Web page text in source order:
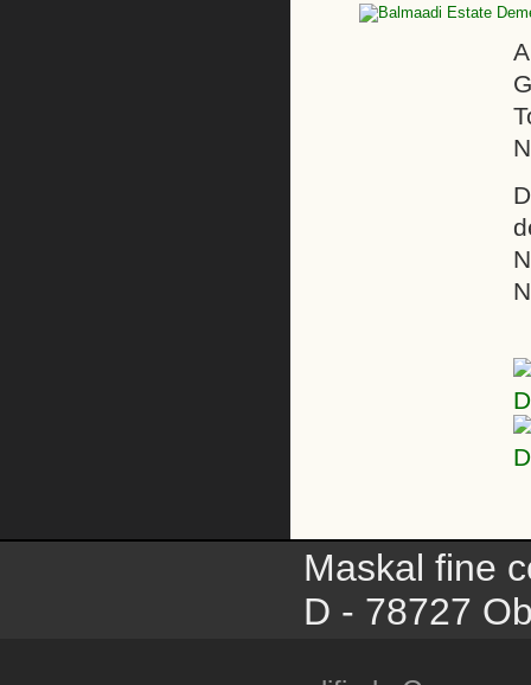
Maskal fine
D - 78727